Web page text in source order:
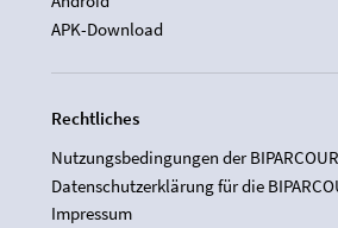
APK-Download
Rechtliches
Nutzungsbedingungen der
Datenschutzerklärung für die
Impressum